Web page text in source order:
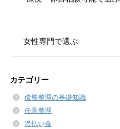
女性専門で選ぶ
カテゴリー
債務整理の基礎知識
任意整理
過払い金